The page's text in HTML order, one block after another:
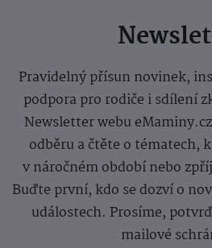
Pravidelný přísun novinek,
podpora pro rodiče i sdílení
Newsletter webu
odběru a čtěte o tématech,
v náročném období nebo
Buďte první, kdo se dozví o
událostech. Prosíme,
mailové